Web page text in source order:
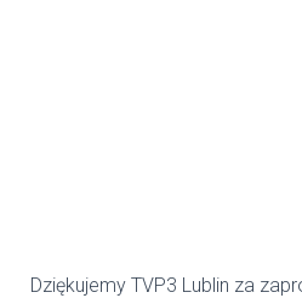
Dziękujemy TVP3 Lublin za